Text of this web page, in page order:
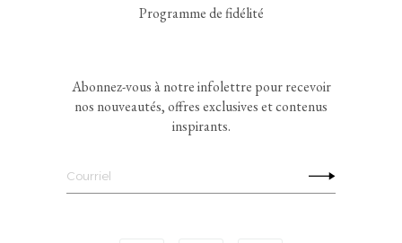
Programme de fidélité
Abonnez-vous à notre infolettre pour recevoir
nos nouveautés, offres exclusives et contenus
inspirants.